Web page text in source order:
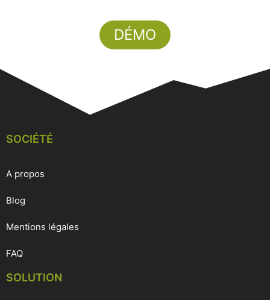
DÉMO
SOCIÉTÉ
A propos
Blog
Mentions légales
FAQ
SOLUTION